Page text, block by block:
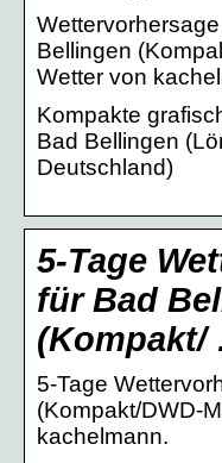
Bellingen
Wetter von
Kompakte
Bad Bellingen
Deutschland)
5-Tage
für Bad
(Kompakt/
5-Tage
(Kompakt/DWD-
kachelmann.